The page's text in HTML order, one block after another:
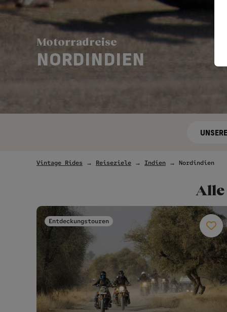
Motorradreise
NORDINDIEN
Vintage Rides → Reiseziele → Indien → Nordindien
Entdeckungstouren